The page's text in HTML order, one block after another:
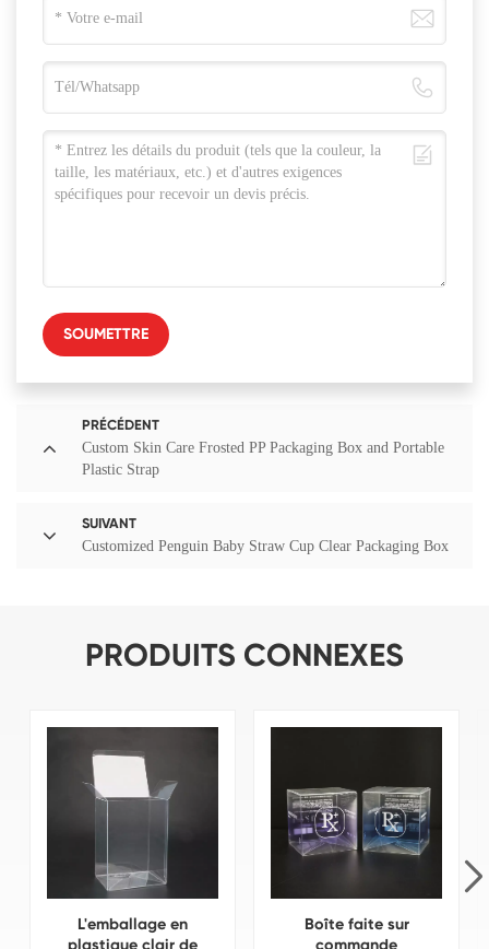
SOUMETTRE
PRÉCÉDENT
Custom Skin Care Frosted PP Packaging Box and Portable
Plastic Strap
SUIVANT
Customized Penguin Baby Straw Cup Clear Packaging Box
PRODUITS CONNEXES
L'emballage en
plastique clair de
Boîte faite sur
commande